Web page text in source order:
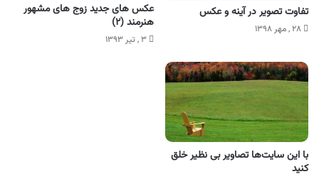
تفاوت تصویر در آینه و عکس
۲۸ , مهر ۱۳۹۸
عکس های جدید زوج های مشهور
هنرمند (۲)
۳ , تیر ۱۳۹۳
با این سایت‌ها تصاویر بی نظیر خلق
کنید